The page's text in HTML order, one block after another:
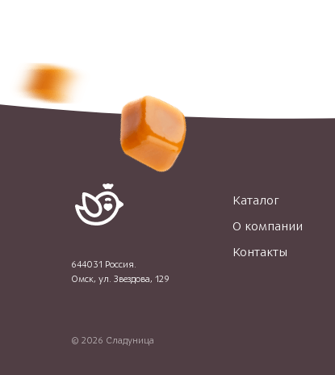
644031 Россия.
Омск, ул. Звездова, 129
Каталог
О компании
Контакты
© 2026 Сладуница